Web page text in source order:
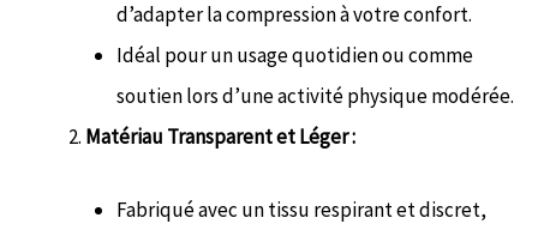
d’adapter la compression à votre confort.
Idéal pour un usage quotidien ou comme
soutien lors d’une activité physique modérée.
Matériau Transparent et Léger :
Fabriqué avec un tissu respirant et discret,